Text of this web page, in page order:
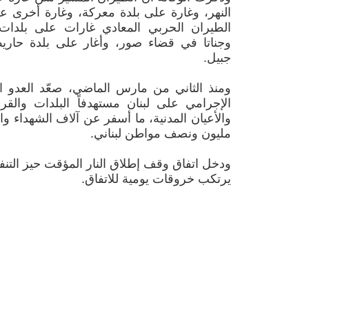
النهر، وغارة على بلدة معركة، وغارة أخرى
الطيران الحربي المعادي غارات على
وجناتا في قضاء صور، وأغار على بلدة
جبيل.
ومنذ الثاني من مارس الماضي، صعّد العدو
الإجرامي على لبنان مستهدفاً البلدات
والأعيان المدنية، ما أسفر عن آلاف الشهداء
مليون ونصف مواطن لبناني.
ودخل اتفاق وقف إطلاق النار المؤقت حيز
يرتكب خروقات يومية للاتفاق.